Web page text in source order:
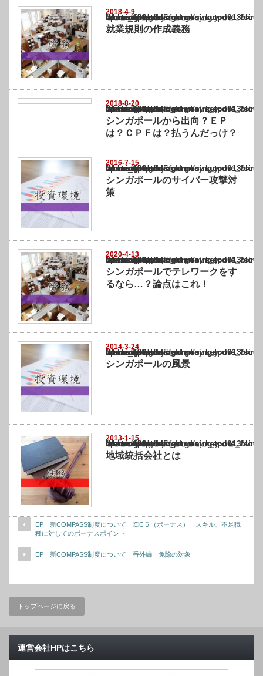
2018-4-9
Warning
: Undefined array key "show_category" in
/home/netst/kuno-cpa.co.jp/public_html/singapore_blog/wp-content/themes/
on line183
就業規則の作成義務
2018-8-20
Warning
: Undefined array key "show_category" in
/home/netst/kuno-cpa.co.jp/public_html/singapore_blog/wp-content/themes/
on line183
シンガポールから出向？ＥＰ
は？ＣＰＦは？払うんだっけ？
2016-7-15
Warning
: Undefined array key "show_category" in
/home/netst/kuno-cpa.co.jp/public_html/singapore_blog/wp-content/themes/
on line183
シンガポールのサイバー攻撃対
策
2020-4-13
Warning
: Undefined array key "show_category" in
/home/netst/kuno-cpa.co.jp/public_html/singapore_blog/wp-content/themes/
on line183
シンガポールでテレワークをす
るなら…？論点はこれ！
2014-3-24
Warning
: Undefined array key "show_category" in
/home/netst/kuno-cpa.co.jp/public_html/singapore_blog/wp-content/themes/
on line183
シンガポールの風景
2013-1-15
Warning
: Undefined array key "show_category" in
/home/netst/kuno-cpa.co.jp/public_html/singapore_blog/wp-content/themes/
on line183
地域統括会社とは
EP 新COMPASS制度について ⑤C５（ボーナス） スキル、不足職
種に対してのボーナスポイント
EP 新COMPASS制度について 番外編 免除の対象
トップページに戻る
運営会社HPはこちら